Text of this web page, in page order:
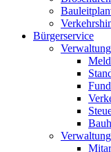
Bürgerservice
Verwaltung